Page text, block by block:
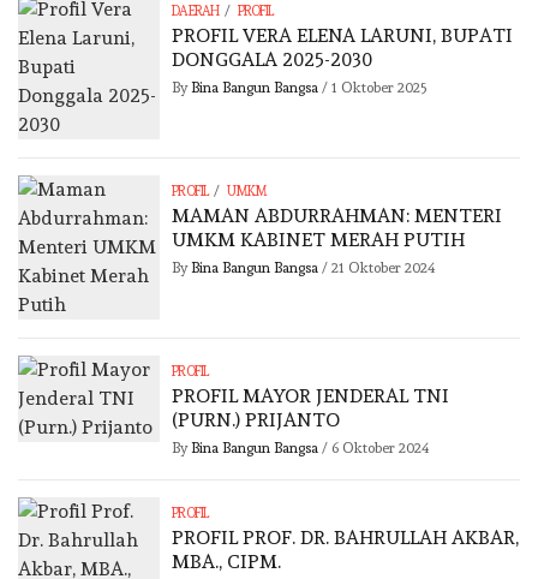
DAERAH / PROFIL
PROFIL VERA ELENA LARUNI, BUPATI
DONGGALA 2025-2030
By Bina Bangun Bangsa / 1 Oktober 2025
PROFIL / UMKM
MAMAN ABDURRAHMAN: MENTERI
UMKM KABINET MERAH PUTIH
By Bina Bangun Bangsa / 21 Oktober 2024
PROFIL
PROFIL MAYOR JENDERAL TNI
(PURN.) PRIJANTO
By Bina Bangun Bangsa / 6 Oktober 2024
PROFIL
PROFIL PROF. DR. BAHRULLAH AKBAR,
MBA., CIPM.